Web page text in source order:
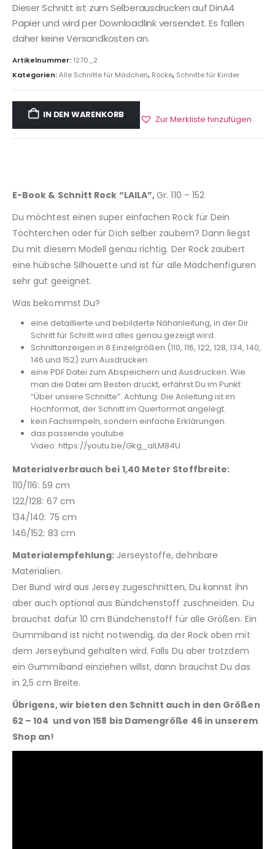
Dieser Schnitt ist zum Selberausdrucken auf DinA4
Papier und wird per Downloadlink versendet. Es fallen
daher keine Versandkosten an.
Artikelnummer: 1270_2
Kategorien:Alle Schnitte für Mädchen, Röcke, Schnitte für Kinder
IN DEN WARENKORB Zur Merkliste hinzufügen
E-Book & Schnitt Rock “LAILA”,Gr. 110 – 152
Du möchtest einen super einfachen Rock für Dein
Töchterchen oder für Dich selber zaubern? Dann liegst
Du mit diesem Modell genau richtig. Der Rock zaubert
eine hübsche Silhouette und ist für alle Mädchenfiguren
sehr gut geeignet.
Was bekommst Du?
eine detaillierte und bebilderte Nähanleitung, in der Dir
Schritt für Schritt wird alles genau gezeigt wird.
Schnittanzeigen in 8 Einzelgrößen (110, 116, 122, 128, 134, 140,
146 und 152) zum Ausdrucken.
eine PDF Datei zum Abspeichern und Ausdrucken. Wie
man die Datei am Besten druckt, erfährst Du im Punkt
“Über unsere Schnitte”. Achtung: Die Anleitung ist im
Hochformat, der Schnitt im Querformat angelegt.
kein Fachsimpeln, sondern einfache Erklärungen.
das passende youtube
Video: https://youtu.be/Gkg_aILM84U
Materialverbrauch bei 1,40 Meter Stoffbreite:
110/116: 59 cm
122/128: 67 cm
134/140: 75 cm
146/152: 83 cm
Materialempfehlung: Jerseystoffe, dehnbare
Materialien.
Der Bund wird aus Jersey zugeschnitten, Du kannst ihn
aber auch optional aus Bündchenstoff zuschneiden. Du
brauchst dafür 10 cm Bündchenstoff für alle Größen. Ein
Gummiband ist nicht notwendig, da der Rock oben mit
dem Jerseybund gehalten wird. Falls Du aber trotzdem
ein Gummiband einziehen willst, dann brauchst Du das
in 2,5 cm Breite.
Übrigens, wir bieten den Schnitt auch in den Größen
62 – 104 und von 158 bis Damengröße 46 in unserem
Shop an!